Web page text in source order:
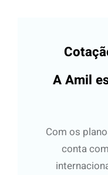
A Amil
Com os
conta